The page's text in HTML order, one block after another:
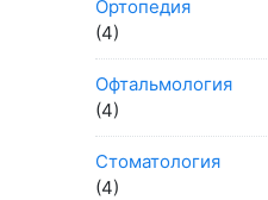
Ортопедия
(4)
Офтальмология
(4)
Стоматология
(4)